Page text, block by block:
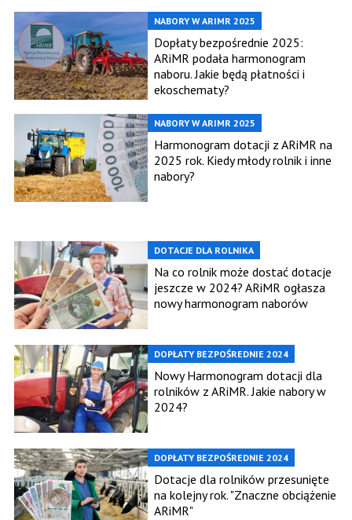
NABORY W ARIMR 2025
Dopłaty bezpośrednie 2025:
ARiMR podała harmonogram
naboru. Jakie będą płatności i
ekoschematy?
NABORY W ARIMR 2025
Harmonogram dotacji z ARiMR na
2025 rok. Kiedy młody rolnik i inne
nabory?
DOTACJE DLA ROLNIKA
Na co rolnik może dostać dotacje
jeszcze w 2024? ARiMR ogłasza
nowy harmonogram naborów
DOPŁATY BEZPOŚREDNIE 2024
Nowy Harmonogram dotacji dla
rolników z ARiMR. Jakie nabory w
2024?
DOPŁATY BEZPOŚREDNIE 2024
Dotacje dla rolników przesunięte
na kolejny rok. "Znaczne obciążenie
ARiMR"